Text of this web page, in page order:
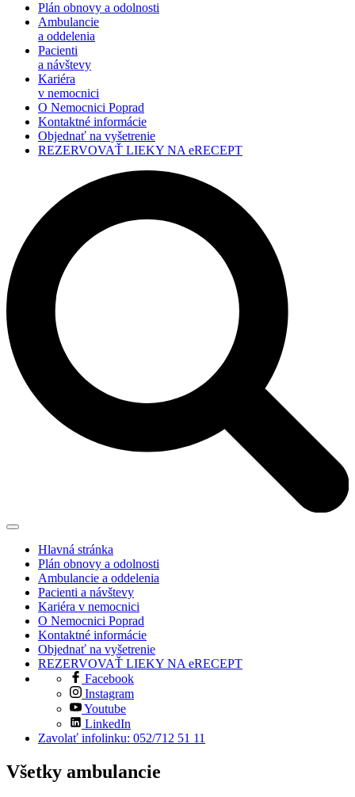
Plán obnovy a odolnosti
Ambulancie
a oddelenia
Pacienti
a návštevy
Kariéra
v nemocnici
O Nemocnici Poprad
Kontaktné informácie
Objednať na vyšetrenie
REZERVOVAŤ LIEKY NA eRECEPT
Hlavná stránka
Plán obnovy a odolnosti
Ambulancie a oddelenia
Pacienti a návštevy
Kariéra v nemocnici
O Nemocnici Poprad
Kontaktné informácie
Objednať na vyšetrenie
REZERVOVAŤ LIEKY NA eRECEPT
Facebook
Instagram
Youtube
LinkedIn
Zavolať infolinku: 052/712 51 11
Všetky ambulancie